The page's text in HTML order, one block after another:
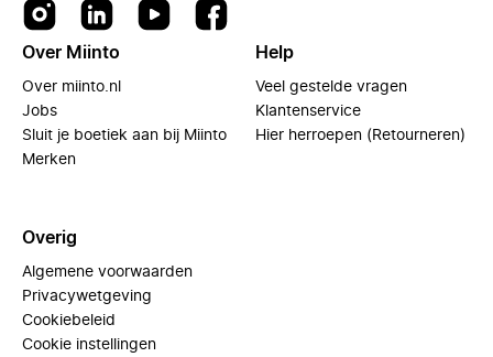
Over Miinto
Over miinto.nl
Jobs
Sluit je boetiek aan bij Miinto
Merken
Help
Veel gestelde vragen
Klantenservice
Hier herroepen (Retourneren)
Overig
Algemene voorwaarden
Privacywetgeving
Cookiebeleid
Cookie instellingen